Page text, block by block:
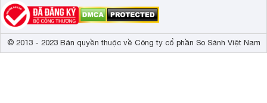
© 2013 - 2023 Bản quyền thuộc về Công ty cổ phần So Sánh Việt Nam